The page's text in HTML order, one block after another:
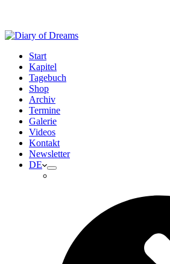
Start
Kapitel
Tagebuch
Shop
Archiv
Termine
Galerie
Videos
Kontakt
Newsletter
DE